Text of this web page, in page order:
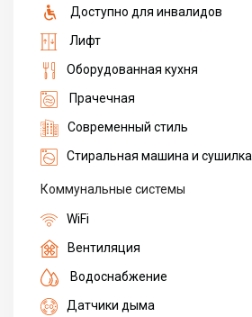
Доступно для инвалидов
Лифт
Оборудованная кухня
Прачечная
Современный стиль
Стиральная машина и сушилка
Коммунальные системы
WiFi
Вентиляция
Водоснабжение
Датчики дыма